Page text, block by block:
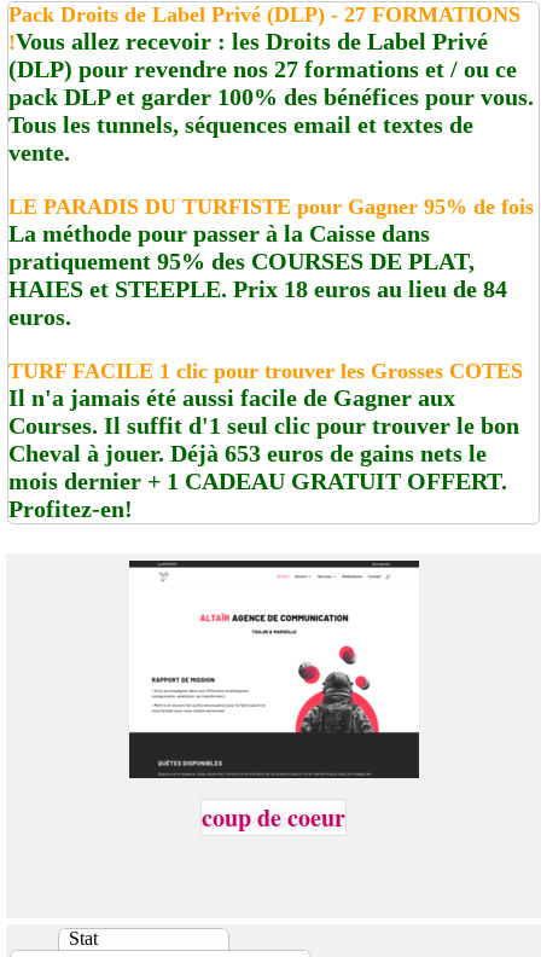
Pack Droits de Label Privé (DLP) - 27 FORMATIONS
!Vous allez recevoir : les Droits de Label Privé
(DLP) pour revendre nos 27 formations et / ou ce
pack DLP et garder 100% des bénéfices pour vous.
Tous les tunnels, séquences email et textes de
vente.
LE PARADIS DU TURFISTE pour Gagner 95% de fois
La méthode pour passer à la Caisse dans
pratiquement 95% des COURSES DE PLAT,
HAIES et STEEPLE. Prix 18 euros au lieu de 84
euros.
TURF FACILE 1 clic pour trouver les Grosses COTES
Il n'a jamais été aussi facile de Gagner aux
Courses. Il suffit d'1 seul clic pour trouver le bon
Cheval à jouer. Déjà 653 euros de gains nets le
mois dernier + 1 CADEAU GRATUIT OFFERT.
Profitez-en!
coup de coeur
Stat